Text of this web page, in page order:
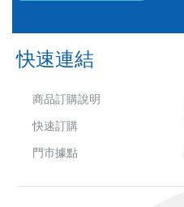
快速連結
商品訂購說明
快速訂購
門市據點